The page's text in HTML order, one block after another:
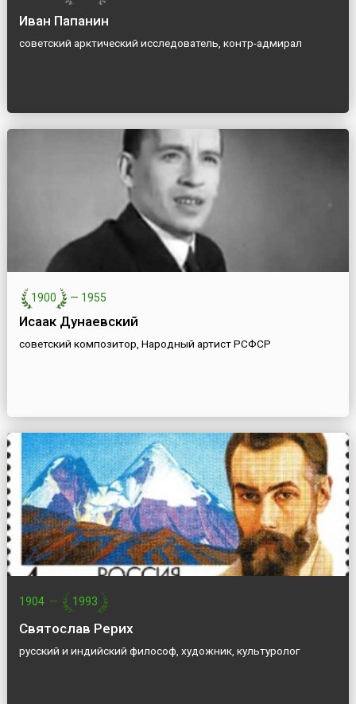
Иван Папанин
советский арктический исследователь, контр-адмирал
1900 — 1955
Исаак Дунаевский
советский композитор, Народный артист РСФСР
1904 — 1993
Святослав Рерих
русский и индийский философ, художник, культуролог